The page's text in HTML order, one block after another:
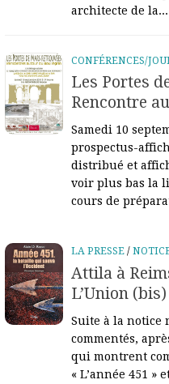
architecte de la...
CONFÉRENCES/
Les Portes
Rencontre
Samedi 10
prospectus-
distribué et
voir plus bas la
cours de
LA PRESSE /
Attila à
L’Union (bis)
Suite à la notice
commentés,
qui montrent
« L’année 451 »